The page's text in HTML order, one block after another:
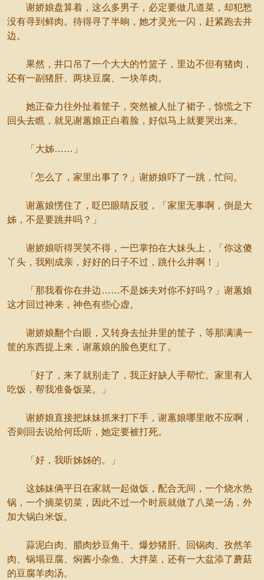
谢娇娘盘算着，这么多男子，必定要做几道菜，却犯愁
没有寻到鲜肉。待得寻了半晌，她才灵光一闪，赶紧跑去井
边。
果然，井口吊了一个大大的竹篮子，里边不但有猪肉，
还有一副猪肝、两块豆腐、一块羊肉。
她正奋力往外扯着筐子，突然被人扯了裙子，惊慌之下
回头去瞧，就见谢蕙娘正白着脸，好似马上就要哭出来。
「大姊……」
「怎么了，家里出事了？」谢娇娘吓了一跳，忙问。
谢蕙娘愣住了，眨巴眼睛反驳，「家里无事啊，倒是大
姊，不是要跳井吗？」
谢娇娘听得哭笑不得，一巴掌拍在大妹头上，「你这傻
丫头，我刚成亲，好好的日子不过，跳什么井啊！」
「那我看你在井边……不是姊夫对你不好吗？」谢蕙娘
这才回过神来，神色有些心虚。
谢娇娘翻个白眼，又转身去扯井里的筐子，等那满满一
筐的东西提上来，谢蕙娘的脸色更红了。
「好了，来了就别走了，我正好缺人手帮忙。家里有人
吃饭，帮我准备饭菜。」
谢娇娘直接把妹妹抓来打下手，谢蕙娘哪里敢不应啊，
否则回去说给何氐听，她定要被打死。
「好，我听姊姊的。」
这姊妹俩平日在家就一起做饭，配合无间，一个烧水热
锅，一个摘菜切菜，因此不过一个时辰就做了八菜一汤，外
加大锅白米饭。
蒜泥白肉、腊肉炒豆角干、爆炒猪肝、回锅肉、孜然羊
肉、锅塌豆腐、焖酱小杂鱼、大拌菜，还有一大盆添了蘑菇
的豆腐羊肉汤。